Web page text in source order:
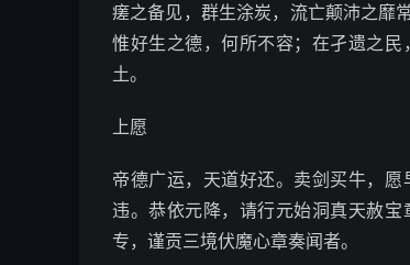
瘥之备见，群生涂炭，流亡颠沛之靡
惟好生之德，何所不容；在孑遗之
土。
上愿
帝德广运，天道好还。卖剑买牛，
违。恭依元降，请行元始洞真天赦
专，谨贡三境伏魔心章奏闻者。